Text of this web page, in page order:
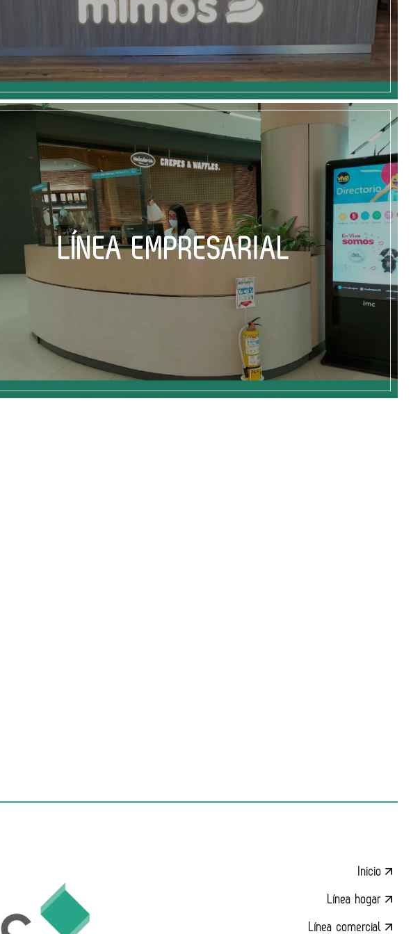
LÍNEA EMPRESARIAL
Inicio
Línea hogar
Línea comercial